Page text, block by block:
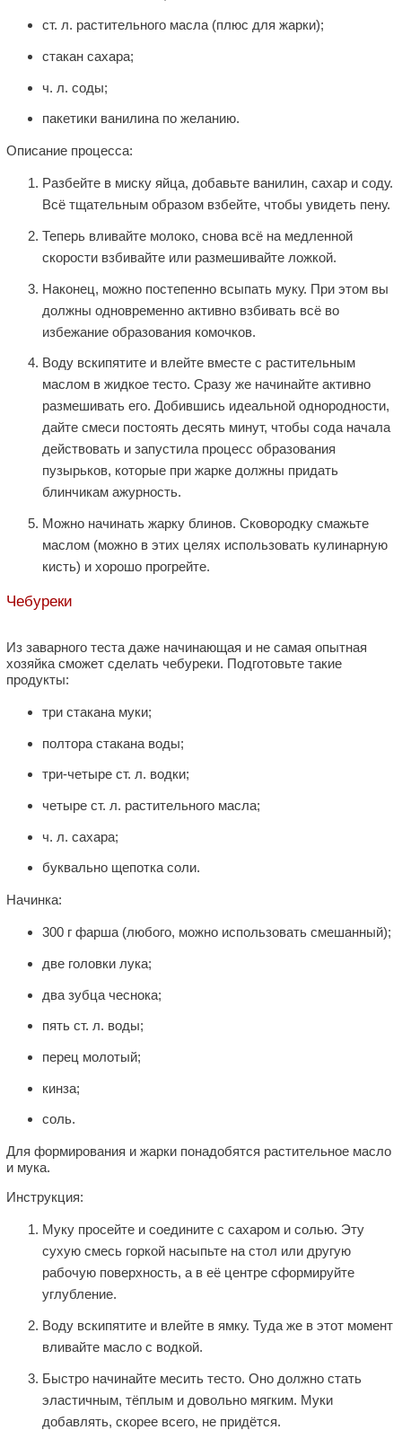
ст. л. растительного масла (плюс для жарки);
стакан сахара;
ч. л. соды;
пакетики ванилина по желанию.
Описание процесса:
Разбейте в миску яйца, добавьте ванилин, сахар и соду.
Всё тщательным образом взбейте, чтобы увидеть пену.
Теперь вливайте молоко, снова всё на медленной
скорости взбивайте или размешивайте ложкой.
Наконец, можно постепенно всыпать муку. При этом вы
должны одновременно активно взбивать всё во
избежание образования комочков.
Воду вскипятите и влейте вместе с растительным
маслом в жидкое тесто. Сразу же начинайте активно
размешивать его. Добившись идеальной однородности,
дайте смеси постоять десять минут, чтобы сода начала
действовать и запустила процесс образования
пузырьков, которые при жарке должны придать
блинчикам ажурность.
Можно начинать жарку блинов. Сковородку смажьте
маслом (можно в этих целях использовать кулинарную
кисть) и хорошо прогрейте.
Чебуреки
Из заварного теста даже начинающая и не самая опытная
хозяйка сможет сделать чебуреки. Подготовьте такие
продукты:
три стакана муки;
полтора стакана воды;
три-четыре ст. л. водки;
четыре ст. л. растительного масла;
ч. л. сахара;
буквально щепотка соли.
Начинка:
300 г фарша (любого, можно использовать смешанный);
две головки лука;
два зубца чеснока;
пять ст. л. воды;
перец молотый;
кинза;
соль.
Для формирования и жарки понадобятся растительное масло
и мука.
Инструкция:
Муку просейте и соедините с сахаром и солью. Эту
сухую смесь горкой насыпьте на стол или другую
рабочую поверхность, а в её центре сформируйте
углубление.
Воду вскипятите и влейте в ямку. Туда же в этот момент
вливайте масло с водкой.
Быстро начинайте месить тесто. Оно должно стать
эластичным, тёплым и довольно мягким. Муки
добавлять, скорее всего, не придётся.